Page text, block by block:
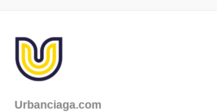
Bakso
Menarik
Kekinian
Urbanciaga.com